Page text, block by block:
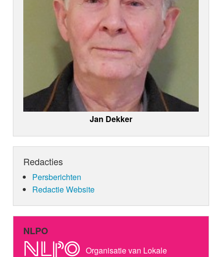
Jan Dekker
Redacties
Persberichten
Redactie Website
NLPO
Organisatie van Lokale